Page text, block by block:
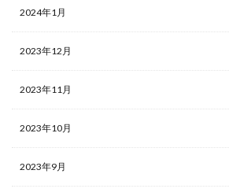
2024年1月
2023年12月
2023年11月
2023年10月
2023年9月